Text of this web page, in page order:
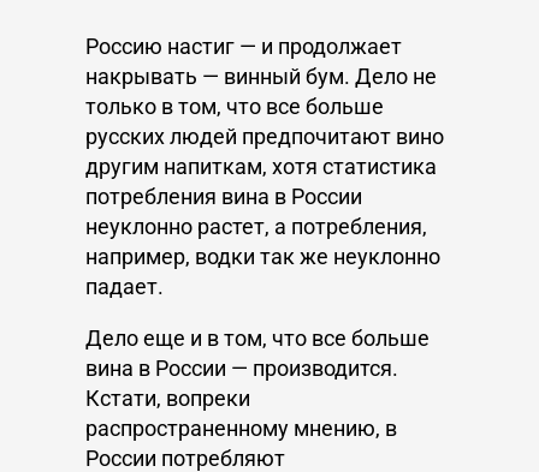
Россию настиг — и продолжает
накрывать — винный бум. Дело не
только в том, что все больше
русских людей предпочитают вино
другим напиткам, хотя статистика
потребления вина в России
неуклонно растет, а потребления,
например, водки так же неуклонно
падает.
Дело еще и в том, что все больше
вина в России — производится.
Кстати, вопреки
распространенному мнению, в
России потребляют